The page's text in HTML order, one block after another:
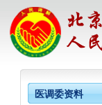
医调委资料